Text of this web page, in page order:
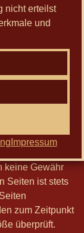
nicht erteilst
und
Impressum
der Nutzung
bleiben
ist jedoch
von
wir diese
Dritter,
keine Gewähr
Seiten ist stets
zum Zeitpunkt
überprüft.